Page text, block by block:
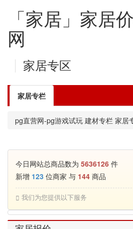
「家居」家居
网
家居专区
家居专栏
pg直营网-pg游戏试玩 建材专栏 家居
今日网站总商品数为 5636126 件
新增 123 位商家 与 144 商品
我们为您提供以下服务